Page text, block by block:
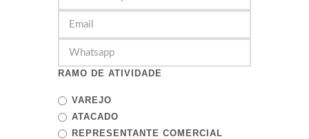
RAMO DE ATIVIDADE
VAREJO
ATACADO
REPRESENTANTE COMERCIAL